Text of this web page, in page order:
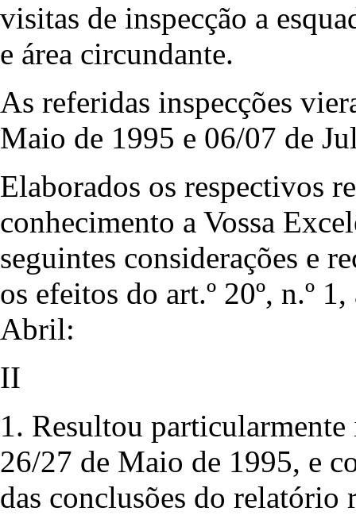
visitas de inspecção a
e área circundante.
As referidas inspecções
Maio de 1995 e 06/07 de
Elaborados os respectivos
conhecimento a Vossa
seguintes considerações e
os efeitos do art.º 20º, n.º
Abril:
II
1. Resultou
26/27 de Maio de 1995, e
das conclusões do relatório